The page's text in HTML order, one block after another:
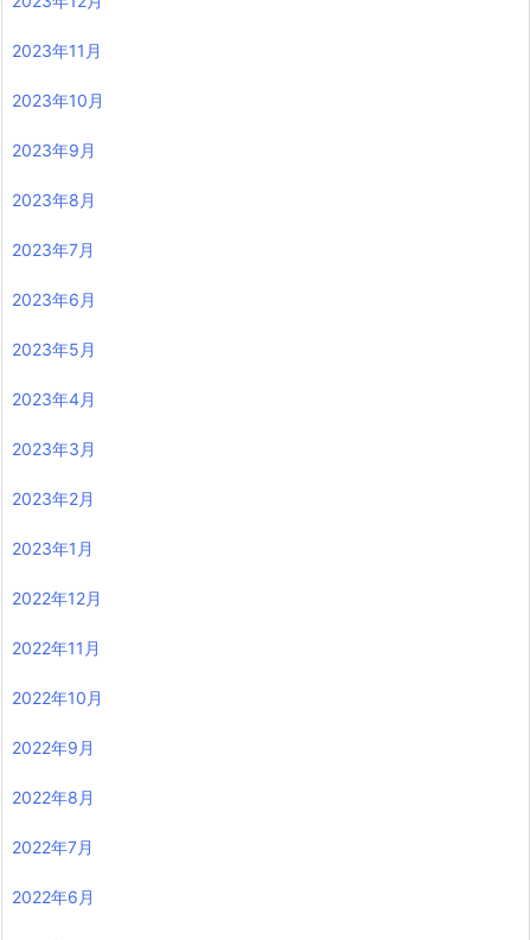
2023年11月
2023年10月
2023年9月
2023年8月
2023年7月
2023年6月
2023年5月
2023年4月
2023年3月
2023年2月
2023年1月
2022年12月
2022年11月
2022年10月
2022年9月
2022年8月
2022年7月
2022年6月